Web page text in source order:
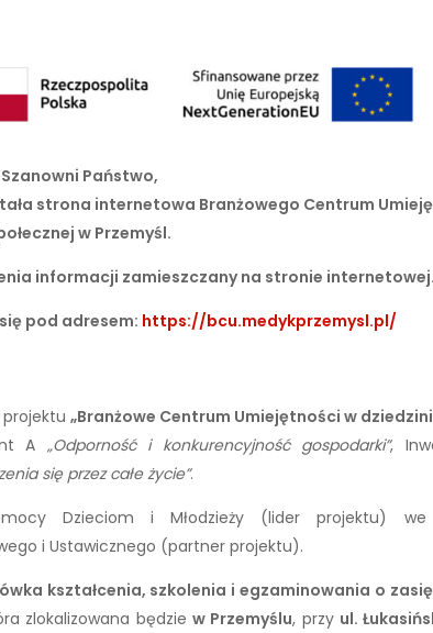
Szanowni Państwo,
strona internetowa Branżowego Centrum
w Przemyśl.
informacji zamieszczany na stronie internetowej.
pod adresem: https://bcu.medykprzemysl.pl/
„Branżowe Centrum Umiejętności w
A „Odporność i konkurencyjność gospodarki”,
się przez całe życie”.
Dzieciom i Młodzieży (lider projektu) we
i Ustawicznego (partner projektu).
kształcenia, szkolenia i egzaminowania o
zlokalizowana będzie w Przemyślu, przy ul.